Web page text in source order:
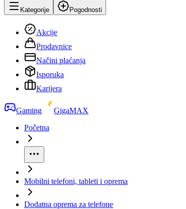
Kategorije Pogodnosti
Akcije
Prodavnice
Načini plaćanja
Isporuka
Karijera
Gaming
GigaMAX
Početna
Mobilni telefoni, tableti i oprema
Dodatna oprema za telefone